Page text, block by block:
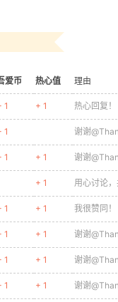
爱币 热心值 理由
1 + 1 热心回复！
1 谢谢
1 + 1 谢谢
+ 1 用心讨论，
1 + 1 我很赞同！
1 + 1 谢谢
1 + 1 谢谢
1 + 1 谢谢